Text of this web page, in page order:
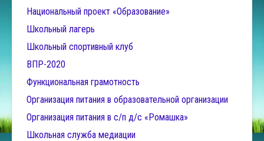
Национальный проект «Образование»
Школьный лагерь
Школьный спортивный клуб
ВПР-2020
Функциональная грамотность
Организация питания в образовательной организации
Организация питания в с/п д/с «Ромашка»
Школьная служба медиации